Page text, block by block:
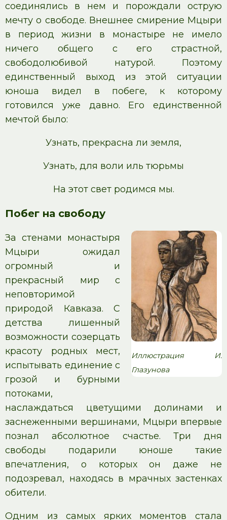
соединялись в нем и порождали острую
мечту о свободе. Внешнее смирение Мцыри
в период жизни в монастыре не имело
ничего общего с его страстной,
свободолюбивой натурой. Поэтому
единственный выход из этой ситуации
юноша видел в побеге, к которому
готовился уже давно. Его единственной
мечтой было:
Узнать, прекрасна ли земля,
Узнать, для воли иль тюрьмы
На этот свет родимся мы.
Побег на свободу
Иллюстрация И.
Глазунова
За стенами монастыря
Мцыри ожидал
огромный и
прекрасный мир с
неповторимой
природой Кавказа. С
детства лишенный
возможности созерцать
красоту родных мест,
испытывать единение с
грозой и бурными
потоками,
наслаждаться цветущими долинами и
заснеженными вершинами, Мцыри впервые
познал абсолютное счастье. Три дня
свободы подарили юноше такие
впечатления, о которых он даже не
подозревал, находясь в мрачных застенках
обители.
Одним из самых ярких моментов стала